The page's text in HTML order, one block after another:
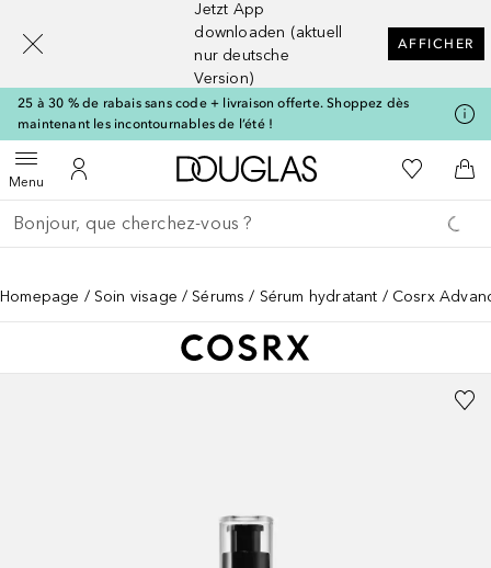
Jetzt App
downloaden (aktuell
nur deutsche
Version)
AFFICHER
25 à 30 % de rabais sans code + livraison offerte. Shoppez dès
maintenant les incontournables de l’été !
MenuOuvrir le menuVers Mon Compte
Vers l'accueil Douglas
Vers Ma
Retourner
Exécuter la recherche
Homepage Soin visage Sérums Sérum hydratant Cosrx
[navigation.slideout.screenreader]